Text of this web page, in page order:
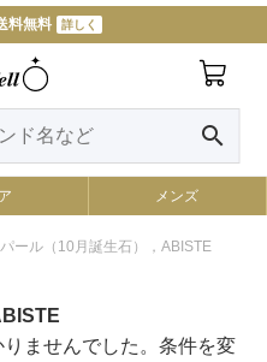
料無料 詳しく
search
メンズ
ール（10月誕生石），ABISTE
ませんでした。条件を変